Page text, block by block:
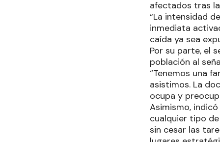
afectados tras
“La intensidad
inmediata
caída ya sea
Por su parte, el
población al
“Tenemos una
asistimos. La
ocupa y
Asimismo,
cualquier tipo
sin cesar las